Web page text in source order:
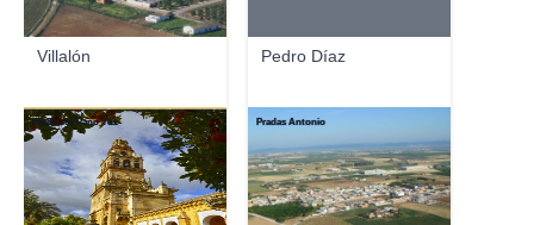
Villalón Pedro Díaz
Ferlancor Pano Yes Pradas Antonio